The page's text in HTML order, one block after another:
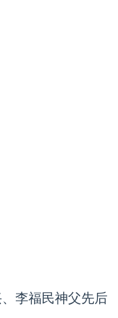
李福民神父先后